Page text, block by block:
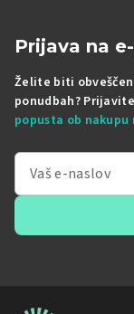
Prijava na
Želite biti
ponudbah?
popusta ob nakupu